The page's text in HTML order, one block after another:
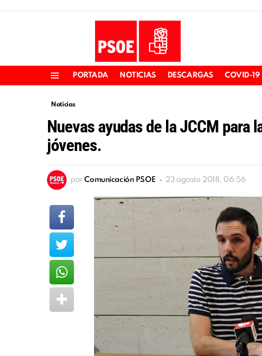
PORTADA NOTICIAS DESCARGAS COVID-19
Noticias
Nuevas ayudas de la JCCM para
jóvenes.
por Comunicación PSOE 23 agosto 2018, 06:56